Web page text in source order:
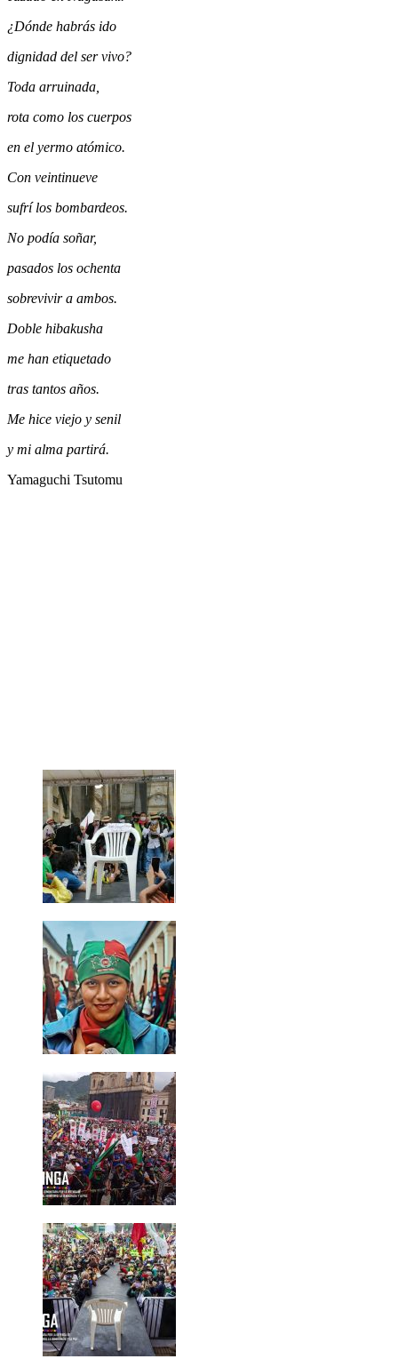
¿Dónde habrás ido
dignidad del ser vivo?
Toda arruinada,
rota como los cuerpos
en el yermo atómico.
Con veintinueve
sufrí los bombardeos.
No podía soñar,
pasados los ochenta
sobrevivir a ambos.
Doble hibakusha
me han etiquetado
tras tantos años.
Me hice viejo y senil
y mi alma partirá.
Yamaguchi Tsutomu